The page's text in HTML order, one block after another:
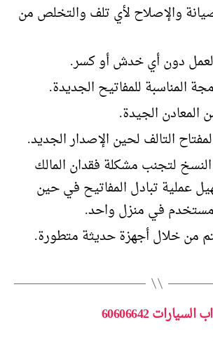
والإصلاح لأي تلف والتخلص من
دون أي خدش أو كسر.
المناسبة للمفاتيح الجديدة.
الجيدة.
التالف لحين الإصدار الجديد.
لتجنب مشكلة فقدان المالك
عملية تبادل المفاتيح في حين
في منزل واحد.
من خلال أجهزة حديثة متطورة.
60606642